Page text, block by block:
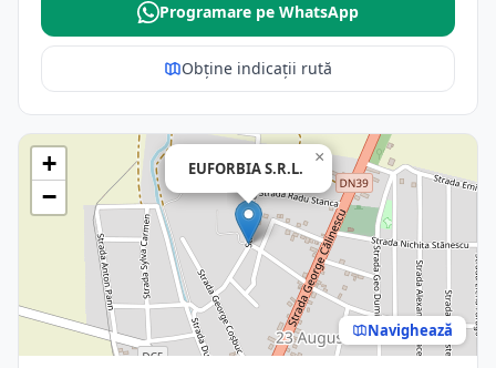
Programare pe WhatsApp
Obține indicații rută
EUFORBIA S.R.L.
×
+
−
Navighează